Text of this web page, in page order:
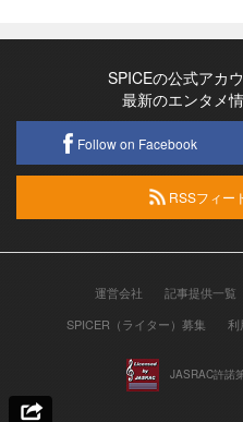
SPICEの公式アカ
最新のエンタメ
Follow on Facebook
RSSフィー
運営会社 記事提供一覧
SPICER（ライター）募集
利
JASRAC許諾